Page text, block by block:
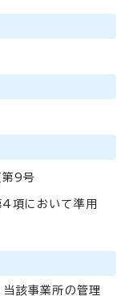
9号
項において準用
当該事業所の管理